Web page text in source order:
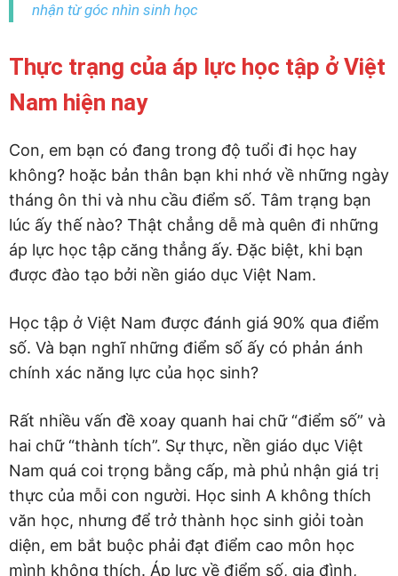
nhận từ góc nhìn sinh học
Thực trạng của áp lực học tập ở Việt
Nam hiện nay
Con, em bạn có đang trong độ tuổi đi học hay
không? hoặc bản thân bạn khi nhớ về những ngày
tháng ôn thi và nhu cầu điểm số. Tâm trạng bạn
lúc ấy thế nào? Thật chẳng dễ mà quên đi những
áp lực học tập căng thẳng ấy. Đặc biệt, khi bạn
được đào tạo bởi nền giáo dục Việt Nam.
Học tập ở Việt Nam được đánh giá 90% qua điểm
số. Và bạn nghĩ những điểm số ấy có phản ánh
chính xác năng lực của học sinh?
Rất nhiều vấn đề xoay quanh hai chữ “điểm số” và
hai chữ “thành tích”. Sự thực, nền giáo dục Việt
Nam quá coi trọng bằng cấp, mà phủ nhận giá trị
thực của mỗi con người. Học sinh A không thích
văn học, nhưng để trở thành học sinh giỏi toàn
diện, em bắt buộc phải đạt điểm cao môn học
mình không thích. Áp lực về điểm số, gia đình,